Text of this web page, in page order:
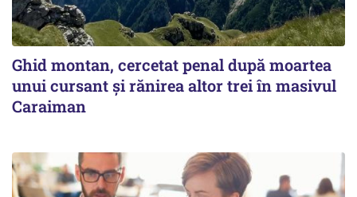
Ghid montan, cercetat penal după moartea
unui cursant și rănirea altor trei în masivul
Caraiman